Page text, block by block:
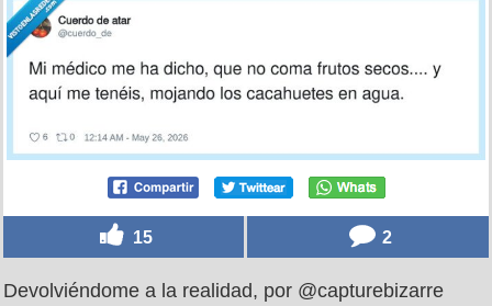
15 2
Devolviéndome a la realidad, por @capturebizarre